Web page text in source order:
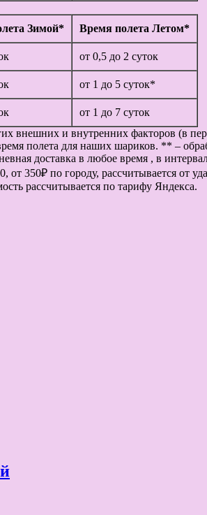
Зимой* Время полета Летом*
от 0,5 до 2 суток
от 1 до 5 суток*
от 1 до 7 суток
внешних и внутренних факторов (в
полета для наших шариков. ** –
доставка в любое время , в
от 350₽ по городу, рассчитывается от
рассчитывается по тарифу Яндекса.